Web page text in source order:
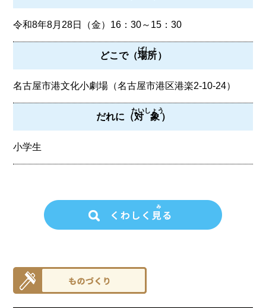
令和8年8月28日（金）16：30～15：30
どこで（場所
ばしょ
）
名古屋市港文化小劇場（名古屋市港区港楽2-10-24）
だれに（対象
たいしょう
）
小学生